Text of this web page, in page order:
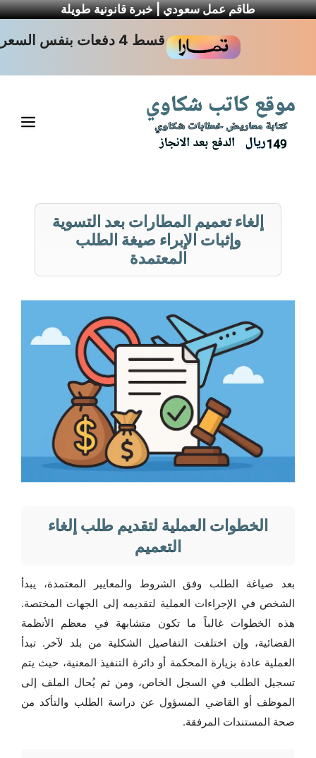
طاقم عمل سعودي | خبرة قانونية طويلة
قسط 4 دفعات بنفس السعر
إلغاء تعميم المطارات بعد التسوية
وإثبات الإبراء صيغة الطلب
المعتمدة
الخطوات العملية لتقديم طلب إلغاء
التعميم
بعد صياغة الطلب وفق الشروط والمعايير المعتمدة، يبدأ
الشخص في الإجراءات العملية لتقديمه إلى الجهات المختصة.
هذه الخطوات غالباً ما تكون متشابهة في معظم الأنظمة
القضائية، وإن اختلفت التفاصيل الشكلية من بلد لآخر. تبدأ
العملية عادة بزيارة المحكمة أو دائرة التنفيذ المعنية، حيث يتم
تسجيل الطلب في السجل الخاص، ومن ثم يُحال الملف إلى
الموظف أو القاضي المسؤول عن دراسة الطلب والتأكد من
صحة المستندات المرفقة.